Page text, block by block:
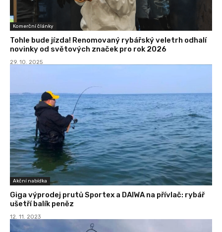
Komerční články
Tohle bude jízda! Renomovaný rybářský veletrh odhalí
novinky od světových značek pro rok 2026
29. 10. 2025
Akční nabídka
Giga výprodej prutů Sportex a DAIWA na přívlač: rybář
ušetří balík peněz
12. 11. 2023